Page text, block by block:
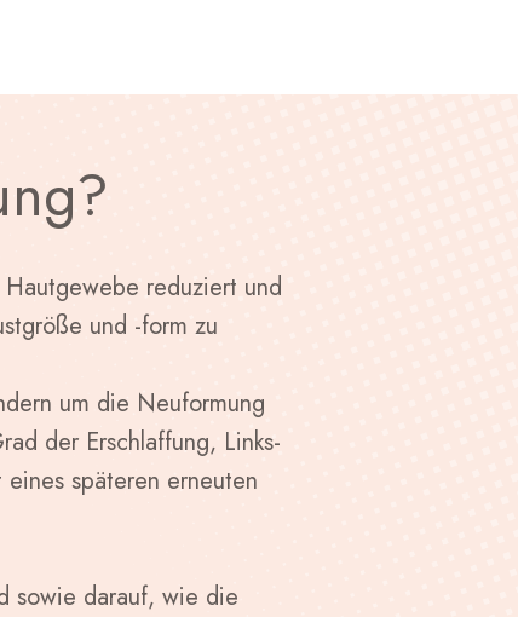
reduziert und
und -form zu
um die Neuformung
der Erschlaffung, Links-
späteren erneuten
sowie darauf, wie die